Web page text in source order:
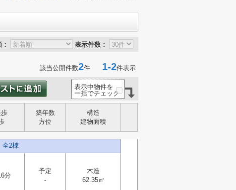
表示件数：
該当公開件数2件 1-2件表示
表示中物件を
一括でチェック
築年数
方位
構造
建物面積
2棟
分
予定
-
木造
62.35㎡